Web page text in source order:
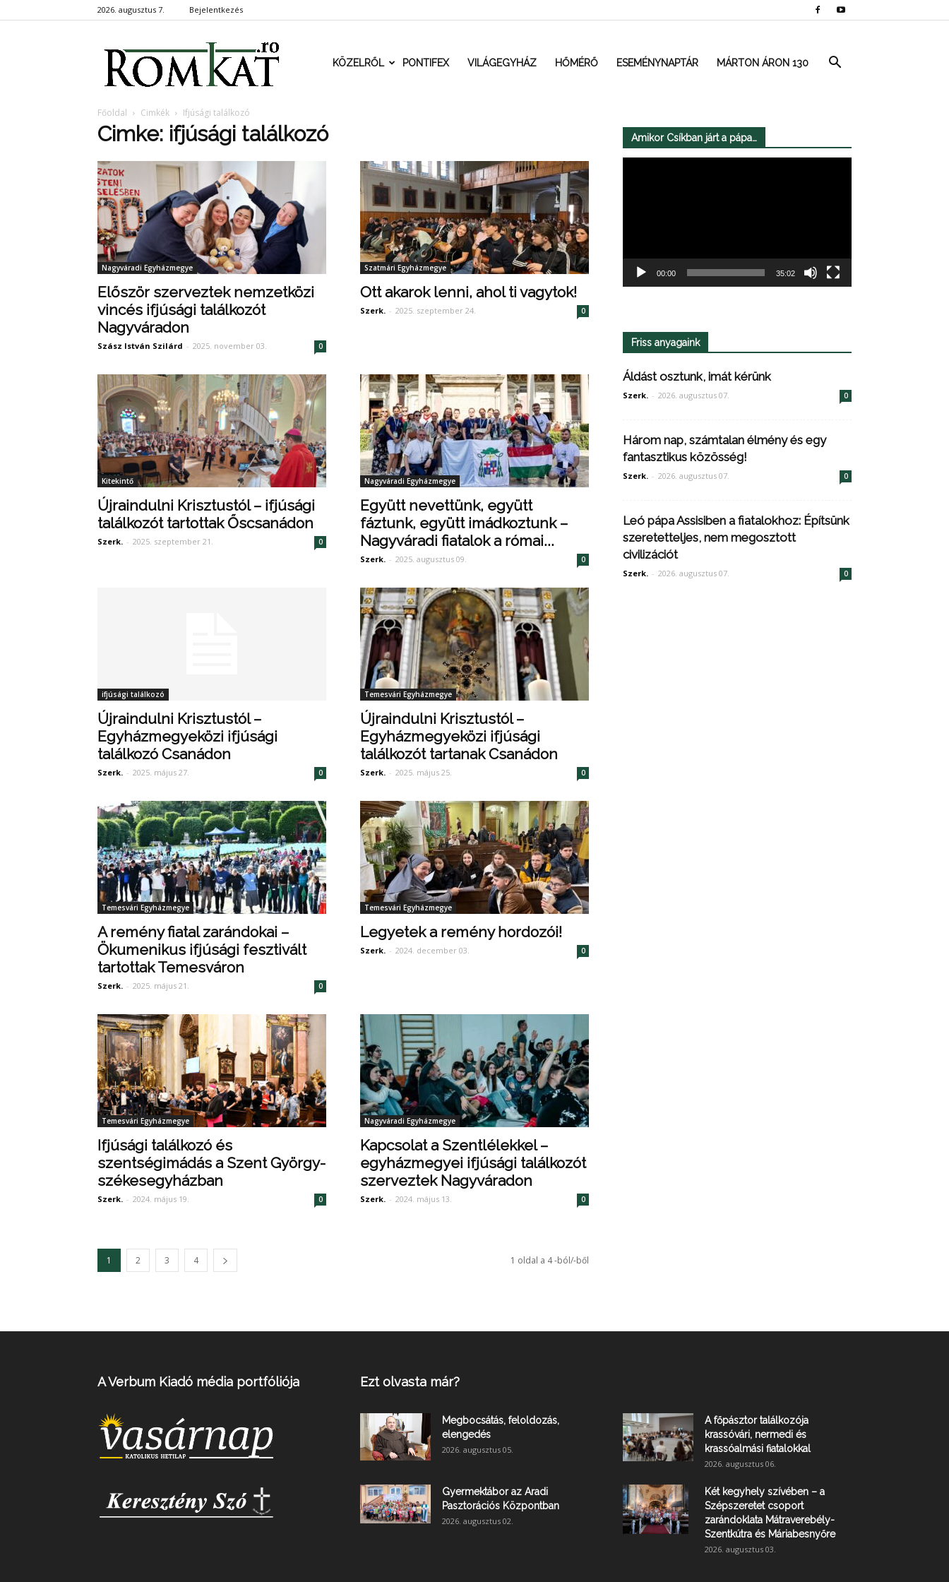
2026. augusztus 7. Bejelentkezés
RomKat.roKÖZELRŐL PONTIFEX VILÁGEGYHÁZ HŐMÉRŐ ESEMÉNYNAPTÁR MÁRTON ÁRON 130
Főoldal Cimkék Ifjúsági találkozó
Cimke: ifjúsági találkozó
Nagyváradi Egyházmegye
Először szerveztek nemzetközi
vincés ifjúsági találkozót
Nagyváradon
Szász István Szilárd - 2025. november 03. 0
Szatmári Egyházmegye
Ott akarok lenni, ahol ti vagytok!
Szerk. - 2025. szeptember 24. 0
Kitekintő
Újraindulni Krisztustól – ifjúsági
találkozót tartottak Őscsanádon
Szerk. - 2025. szeptember 21. 0
Nagyváradi Egyházmegye
Együtt nevettünk, együtt
fáztunk, együtt imádkoztunk –
Nagyváradi fiatalok a római...
Szerk. - 2025. augusztus 09. 0
ifjúsági találkozó
Újraindulni Krisztustól –
Egyházmegyeközi ifjúsági
találkozó Csanádon
Szerk. - 2025. május 27. 0
Temesvári Egyházmegye
Újraindulni Krisztustól –
Egyházmegyeközi ifjúsági
találkozót tartanak Csanádon
Szerk. - 2025. május 25. 0
Temesvári Egyházmegye
A remény fiatal zarándokai –
Ökumenikus ifjúsági fesztivált
tartottak Temesváron
Szerk. - 2025. május 21. 0
Temesvári Egyházmegye
Legyetek a remény hordozói!
Szerk. - 2024. december 03. 0
Temesvári Egyházmegye
Ifjúsági találkozó és
szentségimádás a Szent György-
székesegyházban
Szerk. - 2024. május 19. 0
Nagyváradi Egyházmegye
Kapcsolat a Szentlélekkel –
egyházmegyei ifjúsági találkozót
szerveztek Nagyváradon
Szerk. - 2024. május 13. 0
1 2 3 4 1 oldal a 4 -ból/-ből
Amikor Csíkban járt a pápa…
00:00 35:02
Friss anyagaink
Áldást osztunk, imát kérünk
Szerk. - 2026. augusztus 07. 0
Három nap, számtalan élmény és egy
fantasztikus közösség!
Szerk. - 2026. augusztus 07. 0
Leó pápa Assisiben a fiatalokhoz: Építsünk
szeretetteljes, nem megosztott
civilizációt
Szerk. - 2026. augusztus 07. 0
A Verbum Kiadó média portfóliója Ezt olvasta már?
Megbocsátás, feloldozás,
elengedés
2026. augusztus 05.
A főpásztor találkozója
krassóvári, nermedi és
krassóalmási fiatalokkal
2026. augusztus 06.
Gyermektábor az Aradi
Pasztorációs Központban
2026. augusztus 02.
Két kegyhely szívében – a
Szépszeretet csoport
zarándoklata Mátraverebély-
Szentkútra és Máriabesnyőre
2026. augusztus 03.